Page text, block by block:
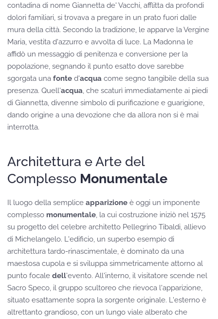
contadina di nome Giannetta de' Vacchi, afflitta da profondi
dolori familiari, si trovava a pregare in un prato fuori dalle
mura della città. Secondo la tradizione, le apparve la Vergine
Maria, vestita d'azzurro e avvolta di luce. La Madonna le
affidò un messaggio di penitenza e conversione per la
popolazione, segnando il punto esatto dove sarebbe
sgorgata una fonte d'acqua come segno tangibile della sua
presenza. Quell'acqua , che scaturì immediatamente ai piedi
di Giannetta, divenne simbolo di purificazione e guarigione,
dando origine a una devozione che da allora non si è mai
interrotta.
Architettura e Arte del
Complesso Monumentale
Il luogo della semplice apparizione è oggi un imponente
complesso monumentale , la cui costruzione iniziò nel 1575
su progetto del celebre architetto Pellegrino Tibaldi, allievo
di Michelangelo. L'edificio, un superbo esempio di
architettura tardo-rinascimentale, è dominato da una
maestosa cupola e si sviluppa simmetricamente attorno al
punto focale dell'evento. All'interno, il visitatore scende nel
Sacro Speco, il gruppo scultoreo che rievoca l'apparizione,
situato esattamente sopra la sorgente originale. L'esterno è
altrettanto grandioso, con un lungo viale alberato che